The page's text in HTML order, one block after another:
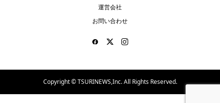
運営会社
お問い合わせ
Copyright ©TSURINEWS,Inc. All Rights Reserved.